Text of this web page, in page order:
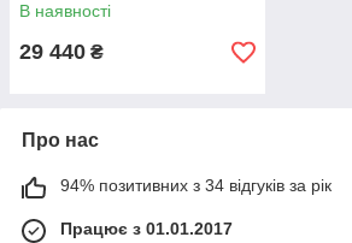
В наявності
29 440 ₴
Про нас
94% позитивних з 34 відгуків за рік
Працює з 01.01.2017